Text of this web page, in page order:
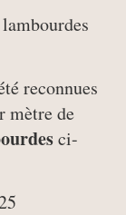
reconnues
mètre de
ci-